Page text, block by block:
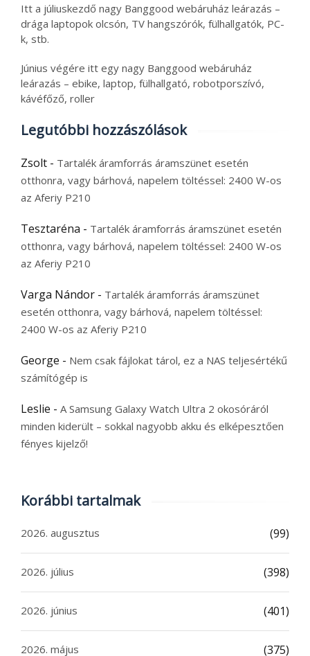
Itt a júliuskezdő nagy Banggood webáruház leárazás –
drága laptopok olcsón, TV hangszórók, fülhallgatók, PC-
k, stb.
Június végére itt egy nagy Banggood webáruház
leárazás – ebike, laptop, fülhallgató, robotporszívó,
kávéfőző, roller
Legutóbbi hozzászólások
Zsolt - Tartalék áramforrás áramszünet esetén
otthonra, vagy bárhová, napelem töltéssel: 2400 W-os
az Aferiy P210
Tesztaréna - Tartalék áramforrás áramszünet esetén
otthonra, vagy bárhová, napelem töltéssel: 2400 W-os
az Aferiy P210
Varga Nándor - Tartalék áramforrás áramszünet
esetén otthonra, vagy bárhová, napelem töltéssel:
2400 W-os az Aferiy P210
George - Nem csak fájlokat tárol, ez a NAS teljesértékű
számítógép is
Leslie - A Samsung Galaxy Watch Ultra 2 okosóráról
minden kiderült – sokkal nagyobb akku és elképesztően
fényes kijelző!
Korábbi tartalmak
2026. augusztus (99)
2026. július (398)
2026. június (401)
2026. május (375)